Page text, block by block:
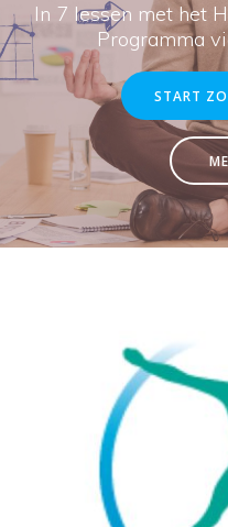
In 7 lessen met het
Programma
START ZO